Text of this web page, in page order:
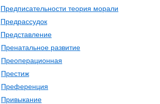
Предписательности теория морали
Предрассудок
Представление
Пренатальное развитие
Преоперационная
Престиж
Преференция
Привыкание